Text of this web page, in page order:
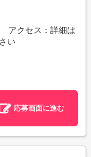
アクセス：詳細は
い
応募画面に進む